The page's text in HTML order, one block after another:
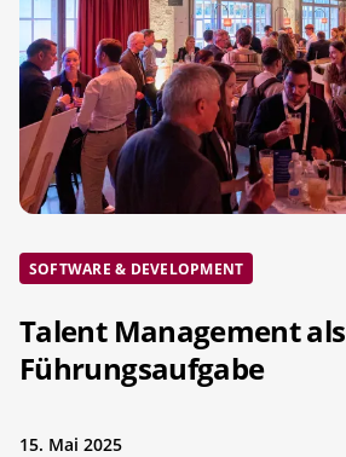
SOFTWARE & DEVELOPMENT
Talent Management als
Führungsaufgabe
15. Mai 2025